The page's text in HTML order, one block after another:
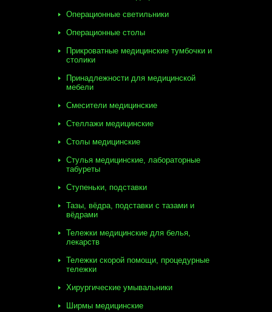
Операционные светильники
Операционные столы
Прикроватные медицинские тумбочки и
столики
Принадлежности для медицинской
мебели
Смесители медицинские
Стеллажи медицинские
Столы медицинские
Стулья медицинские, лабораторные
табуреты
Ступеньки, подставки
Тазы, вёдра, подставки с тазами и
вёдрами
Тележки медицинские для белья,
лекарств
Тележки скорой помощи, процедурные
тележки
Хирургические умывальники
Ширмы медицинские